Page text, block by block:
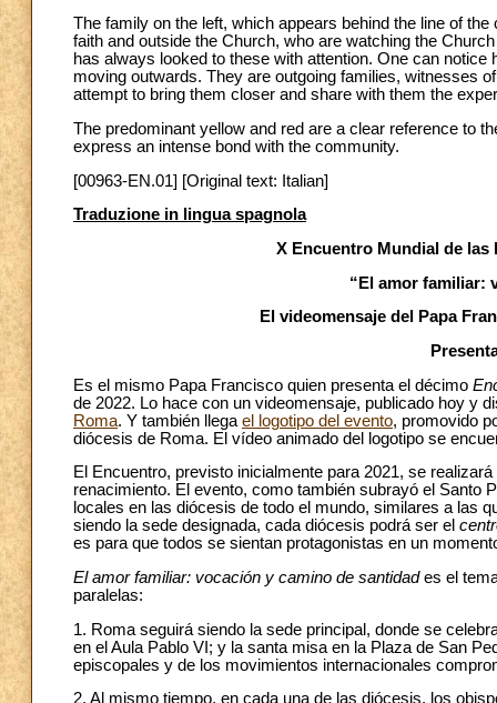
The family on the left, which appears behind the line of
faith and outside the Church, who are watching the
has always looked to these with attention. One can
moving outwards. They are outgoing families, witnesses
attempt to bring them closer and share with them the
The predominant yellow and red are a clear reference to
express an intense bond with the community.
[00963-EN.01] [Original text: Italian]
Traduzione in lingua spagnola
X Encuentro Mundial de las
“El amor familiar:
El videomensaje del Papa
Es el mismo Papa Francisco quien presenta el décimo
de 2022. Lo hace con un videomensaje, publicado hoy y
Roma. Y también llega el logotipo del evento, promovido
diócesis de Roma. El vídeo animado del logotipo se
El Encuentro, previsto inicialmente para 2021, se
renacimiento. El evento, como también subrayó el Santo
locales en las diócesis de todo el mundo, similares a las
siendo la sede designada, cada diócesis podrá ser el
es para que todos se sientan protagonistas en un
El amor familiar: vocación y camino de santidades el
paralelas:
1. Roma seguirá siendo la sede principal, donde se
en el Aula Pablo VI; y la santa misa en la Plaza de San
episcopales y de los movimientos internacionales
2. Al mismo tiempo, en cada una de las diócesis, los